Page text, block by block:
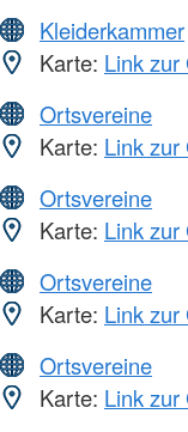
Kleiderkammer
Karte: Link zur
Ortsvereine
Karte: Link zur
Ortsvereine
Karte: Link zur
Ortsvereine
Karte: Link zur
Ortsvereine
Karte: Link zur